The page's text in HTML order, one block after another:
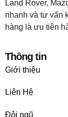
Land Rover,
nhanh và tư vấn
hàng là ưu tiên
Thông tin
Giới thiệu
Liên Hệ
Đội ngũ